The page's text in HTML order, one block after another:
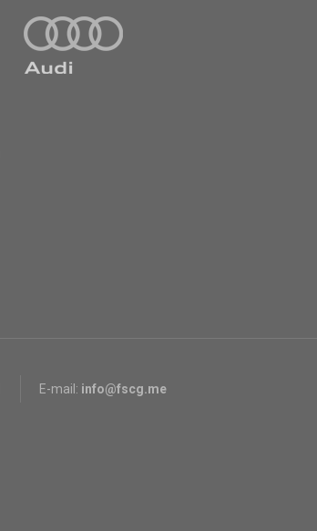
E-mail: info@fscg.me